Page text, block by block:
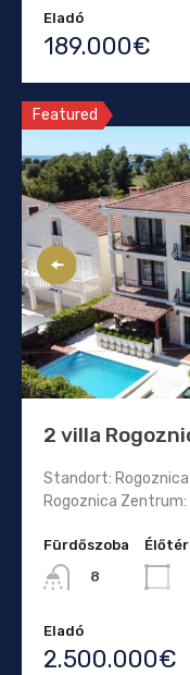
Eladó
189.000€
Featured
2 villa
Standort:
Rogoznica Zentrum:
Fürdőszoba
8
Élőtér
Eladó
2.500.000€